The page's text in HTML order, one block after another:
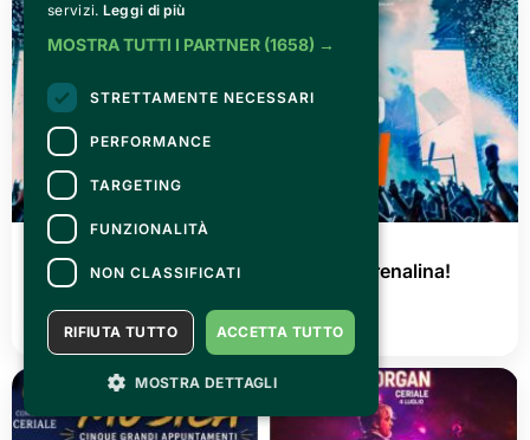
GIOVEDÌ 02 LUGLIO 2026
AGRISHOW 2026: tre giorni di pura adrenalina!
LEGGI TUTTO
servizi. Leggi di più
MOSTRA TUTTI I PARTNER (1658) →
STRETTAMENTE NECESSARI
PERFORMANCE
TARGETING
FUNZIONALITÀ
NON CLASSIFICATI
ACCETTA TUTTO
RIFIUTA TUTTO
MOSTRA DETTAGLI